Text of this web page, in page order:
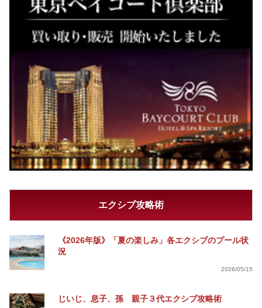
エクシブ攻略術
《2026年版》「夏の楽しみ」各エクシブのプール状
況
2026/05/15
じいじ、息子、孫 親子３代エクシブ攻略術